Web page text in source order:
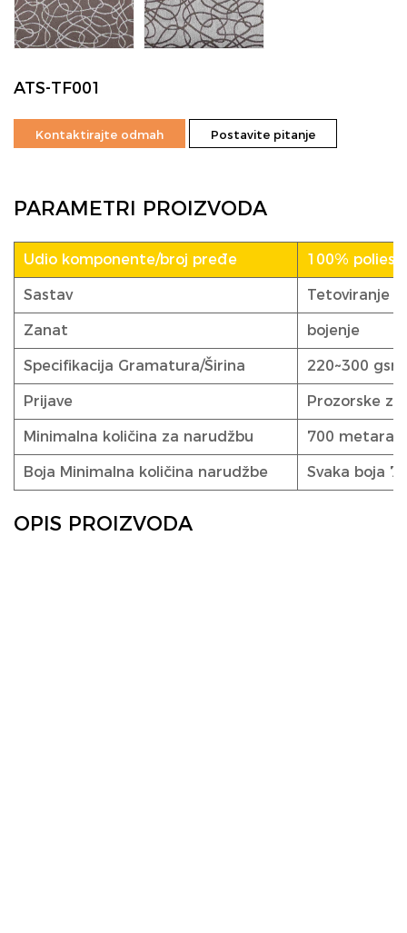
ATS-TF001
Kontaktirajte odmah Postavite pitanje
PARAMETRI PROIZVODA
Udio komponente/broj pređe 100%
Sastav Tetoviranje
Zanat bojenje
Specifikacija Gramatura/Širina 220~300
Prijave Prozorske
Minimalna količina za narudžbu 700 metara
Boja Minimalna količina narudžbe Svaka boja
OPIS PROIZVODA